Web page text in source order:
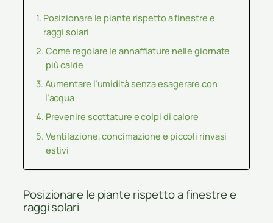
Posizionare le piante rispetto a finestre e
raggi solari
Come regolare le annaffiature nelle giornate
più calde
Aumentare l’umidità senza esagerare con
l’acqua
Prevenire scottature e colpi di calore
Ventilazione, concimazione e piccoli rinvasi
estivi
Posizionare le piante rispetto a finestre e
raggi solari